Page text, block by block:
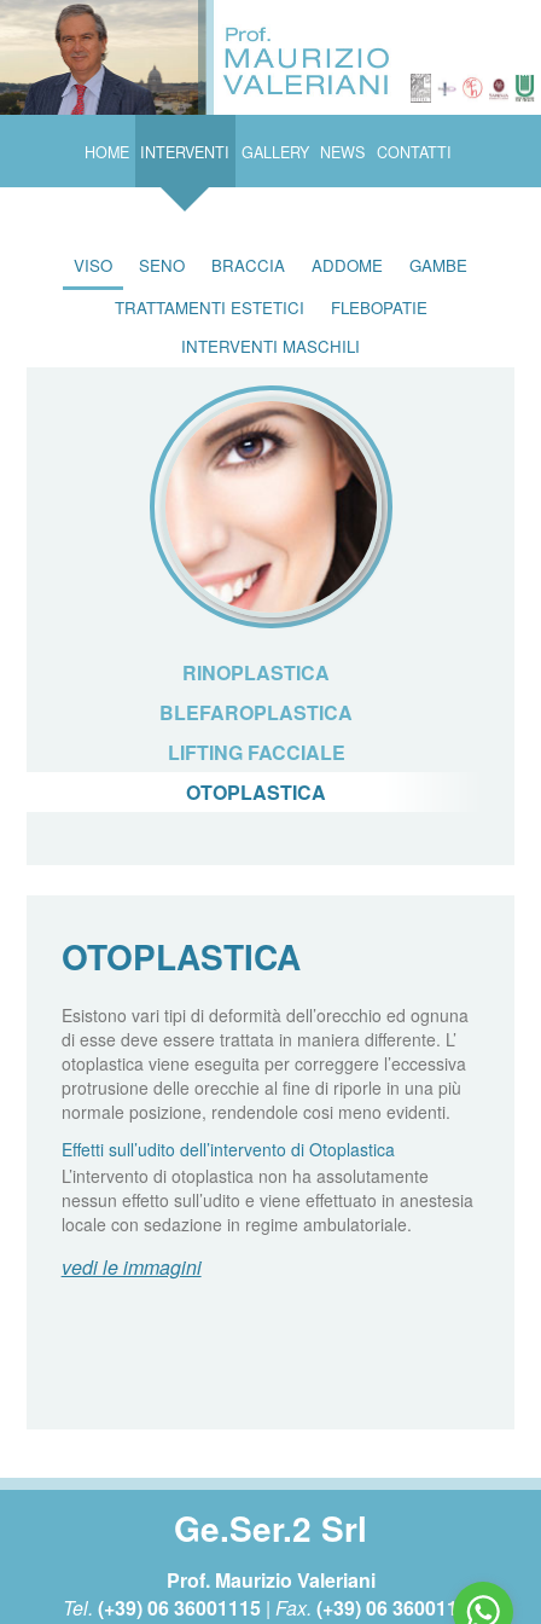
HOME INTERVENTI GALLERY NEWS CONTATTI
VISO SENO BRACCIA ADDOME
GAMBE
TRATTAMENTI ESTETICI
FLEBOPATIE
INTERVENTI MASCHILI
RINOPLASTICA
BLEFAROPLASTICA
LIFTING FACCIALE
OTOPLASTICA
OTOPLASTICA
Esistono vari tipi di deformità dell’orecchio ed ognuna
di esse deve essere trattata in maniera differente. L’
otoplastica viene eseguita per correggere l’eccessiva
protrusione delle orecchie al fine di riporle in una più
normale posizione, rendendole cosi meno evidenti.
Effetti sull’udito dell’intervento di Otoplastica
L’intervento di otoplastica non ha assolutamente
nessun effetto sull’udito e viene effettuato in anestesia
locale con sedazione in regime ambulatoriale.
vedi le immagini
Ge.Ser.2 Srl
Prof. Maurizio Valeriani
Tel. (+39) 06 36001115| Fax. (+39) 06 36001118